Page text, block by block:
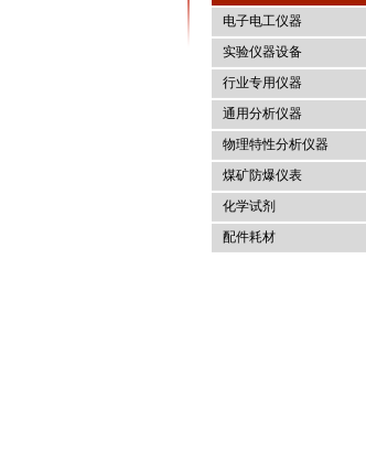
麦科仪（北京）科技有限公司
电子电工仪器
实验仪器设备
行业专用仪器
通用分析仪器
物理特性分析仪器
煤矿防爆仪表
化学试剂
配件耗材